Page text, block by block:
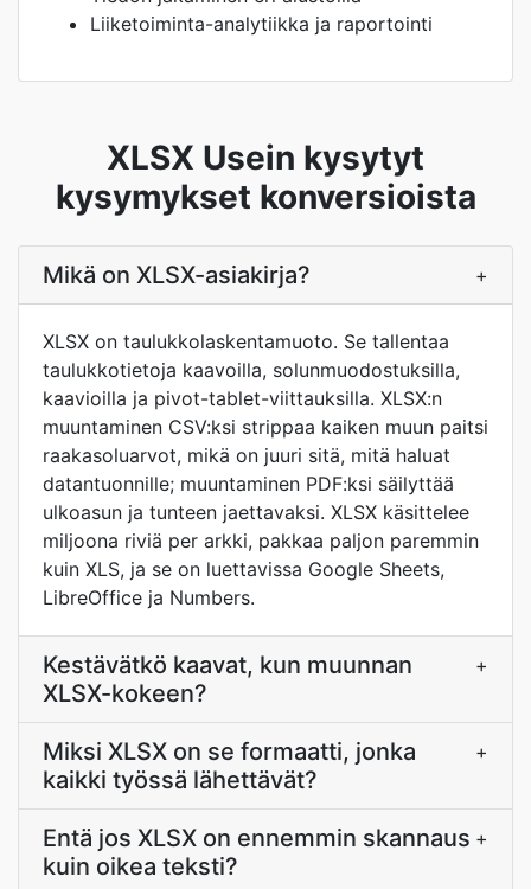
Liiketoiminta-analytiikka ja raportointi
XLSX Usein kysytyt
kysymykset konversioista
Mikä on XLSX-asiakirja? +
XLSX on taulukkolaskentamuoto. Se tallentaa
taulukkotietoja kaavoilla, solunmuodostuksilla,
kaavioilla ja pivot-tablet-viittauksilla. XLSX:n
muuntaminen CSV:ksi strippaa kaiken muun paitsi
raakasoluarvot, mikä on juuri sitä, mitä haluat
datantuonnille; muuntaminen PDF:ksi säilyttää
ulkoasun ja tunteen jaettavaksi. XLSX käsittelee
miljoona riviä per arkki, pakkaa paljon paremmin
kuin XLS, ja se on luettavissa Google Sheets,
LibreOffice ja Numbers.
Kestävätkö kaavat, kun muunnan
XLSX-kokeen?
+
Miksi XLSX on se formaatti, jonka
kaikki työssä lähettävät?
+
Entä jos XLSX on ennemmin skannaus
kuin oikea teksti?
+